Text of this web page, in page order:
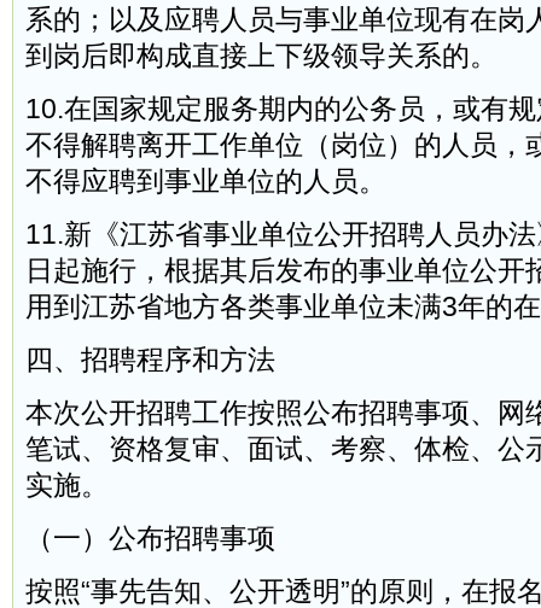
系的；以及应聘人员与事业单位现有在岗
到岗后即构成直接上下级领导关系的。
10.在国家规定服务期内的公务员，或有
不得解聘离开工作单位（岗位）的人员，
不得应聘到事业单位的人员。
11.新《江苏省事业单位公开招聘人员办
日起施行，根据其后发布的事业单位公开
用到江苏省地方各类事业单位未满3年的
四、招聘程序和方法
本次公开招聘工作按照公布招聘事项、网
笔试、资格复审、面试、考察、体检、公
实施。
（一）公布招聘事项
按照“事先告知、公开透明”的原则，在报